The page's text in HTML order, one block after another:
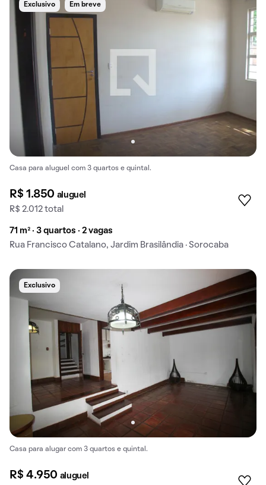
Exclusivo Em breve
Casa para aluguel com 3 quartos e quintal.
R$ 1.850 aluguel
R$ 2.012 total
71 m² · 3 quartos · 2 vagas
Rua Francisco Catalano, Jardim Brasilândia · Sorocaba
Exclusivo
Casa para alugar com 3 quartos e quintal.
R$ 4.950 aluguel